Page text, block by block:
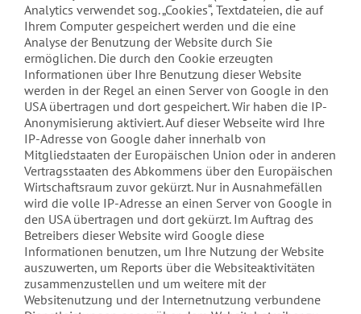
Analytics verwendet sog. „Cookies“, Textdateien, die auf
Ihrem Computer gespeichert werden und die eine
Analyse der Benutzung der Website durch Sie
ermöglichen. Die durch den Cookie erzeugten
Informationen über Ihre Benutzung dieser Website
werden in der Regel an einen Server von Google in den
USA übertragen und dort gespeichert. Wir haben die IP-
Anonymisierung aktiviert. Auf dieser Webseite wird Ihre
IP-Adresse von Google daher innerhalb von
Mitgliedstaaten der Europäischen Union oder in anderen
Vertragsstaaten des Abkommens über den Europäischen
Wirtschaftsraum zuvor gekürzt. Nur in Ausnahmefällen
wird die volle IP-Adresse an einen Server von Google in
den USA übertragen und dort gekürzt. Im Auftrag des
Betreibers dieser Website wird Google diese
Informationen benutzen, um Ihre Nutzung der Website
auszuwerten, um Reports über die Websiteaktivitäten
zusammenzustellen und um weitere mit der
Websitenutzung und der Internetnutzung verbundene